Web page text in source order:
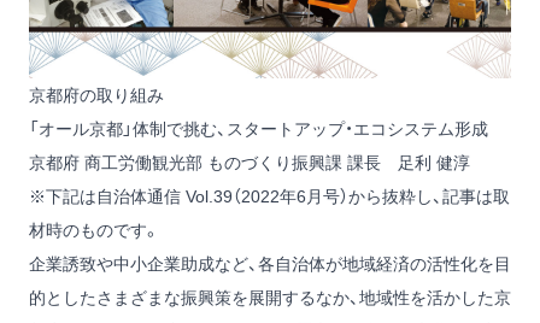
京都府の取り組み
「オール京都」体制で挑む、スタートアップ・エコシステム形成
京都府 商工労働観光部 ものづくり振興課 課長 足利 健淳
※下記は自治体通信 Vol.39（2022年6月号）から抜粋し、記事は取
材時のものです。
企業誘致や中小企業助成など、各自治体が地域経済の活性化を目
的としたさまざまな振興策を展開するなか、地域性を活かした京